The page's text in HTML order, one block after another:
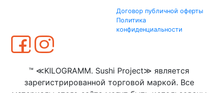
Договор публичной оферты
Политика
конфиденциальности
™ ≪KILOGRAMM. Sushi Project≫ является
зарегистрированной торговой маркой. Все